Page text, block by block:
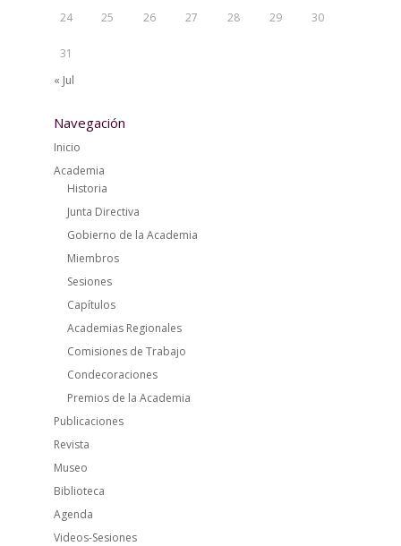
24 25 26 27 28 29 30
31
« Jul
Navegación
Inicio
Academia
Historia
Junta Directiva
Gobierno de la Academia
Miembros
Sesiones
Capítulos
Academias Regionales
Comisiones de Trabajo
Condecoraciones
Premios de la Academia
Publicaciones
Revista
Museo
Biblioteca
Agenda
Videos-Sesiones